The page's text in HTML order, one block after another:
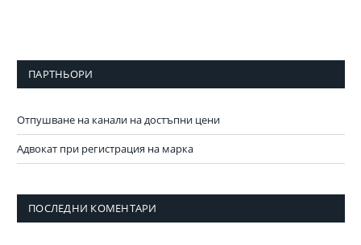
ПАРТНЬОРИ
Отпушване на канали на достъпни цени
Адвокат при регистрация на марка
ПОСЛЕДНИ КОМЕНТАРИ